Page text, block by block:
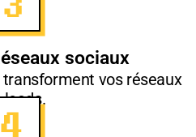
sociaux
vos réseaux
leads.